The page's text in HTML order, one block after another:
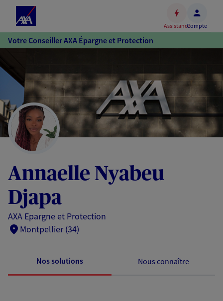
Accéder
au
Accéder
au
pied
de
page
AssistanceCompte
Votre Conseiller AXA Épargne et Protection
Annaelle Nyabeu
Djapa
AXA Epargne et Protection
Montpellier (34)
Nos solutions Nous connaître